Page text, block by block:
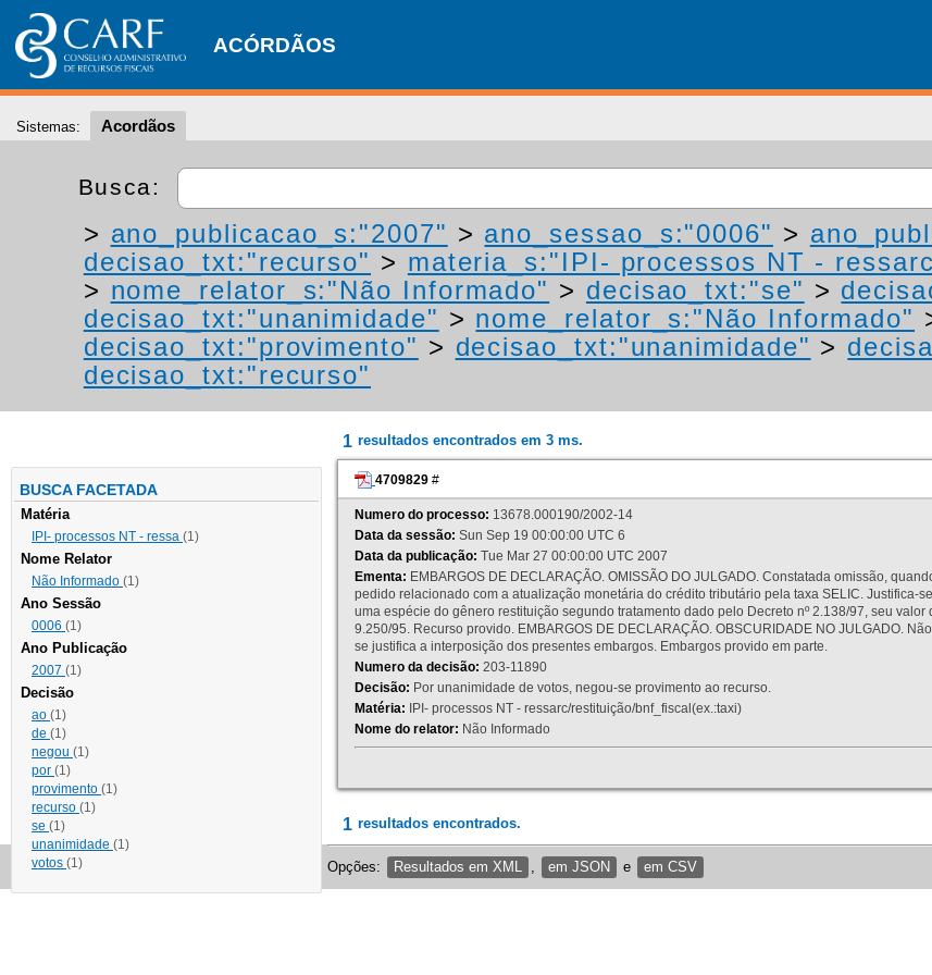
ACÓRDÃOS
Sistemas: Acordãos
Busca:
> ano_publicacao_s:"2007" > ano_sessao_s:"0006" >
decisao_txt:"recurso" > materia_s:"IPI- processos NT -
> nome_relator_s:"Não Informado" > decisao_txt:"se" >
decisao_txt:"unanimidade" > nome_relator_s:"Não Informado"
decisao_txt:"provimento" > decisao_txt:"unanimidade" >
decisao_txt:"recurso"
BUSCA FACETADA
Matéria
IPI- processos NT - ressa (1)
Nome Relator
Não Informado (1)
Ano Sessão
0006 (1)
Ano Publicação
2007 (1)
Decisão
ao (1)
de (1)
negou (1)
por (1)
provimento (1)
recurso (1)
se (1)
unanimidade (1)
votos (1)
1 resultados encontrados em 3 ms.
4709829 #
Numero do processo: 13678.000190/2002-14
Data da sessão: Sun Sep 19 00:00:00 UTC 6
Data da publicação: Tue Mar 27 00:00:00 UTC 2007
Ementa: EMBARGOS DE DECLARAÇÃO. OMISSÃO DO JULGADO. Constatada omissão,
pedido relacionado com a atualização monetária do crédito tributário pela taxa SELIC. Justifica-
uma espécie do gênero restituição segundo tratamento dado pelo Decreto nº 2.138/97, seu
9.250/95. Recurso provido. EMBARGOS DE DECLARAÇÃO. OBSCURIDADE NO JULGADO.
se justifica a interposição dos presentes embargos. Embargos provido em parte.
Numero da decisão: 203-11890
Decisão: Por unanimidade de votos, negou-se provimento ao recurso.
Matéria: IPI- processos NT - ressarc/restituição/bnf_fiscal(ex.:taxi)
Nome do relator: Não Informado
1 resultados encontrados.
Opções: Resultados em XML em JSON e em CSV